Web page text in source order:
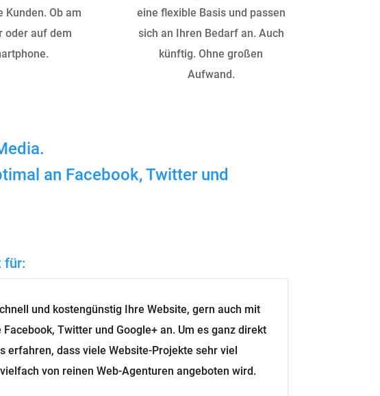
Kunden. Ob am
oder auf dem
eine flexible Basis und passen
sich an Ihren Bedarf an. Auch
künftig. Ohne großen
Aufwand.
an Facebook, Twitter und
für:
Projekten auf Lösungen, mit deren Hilfe Ihre
kann als durch einen klassischen Designprozess,
Unternehmen bringen deutlich zu umfangreichen
die Leads bringt, organisch